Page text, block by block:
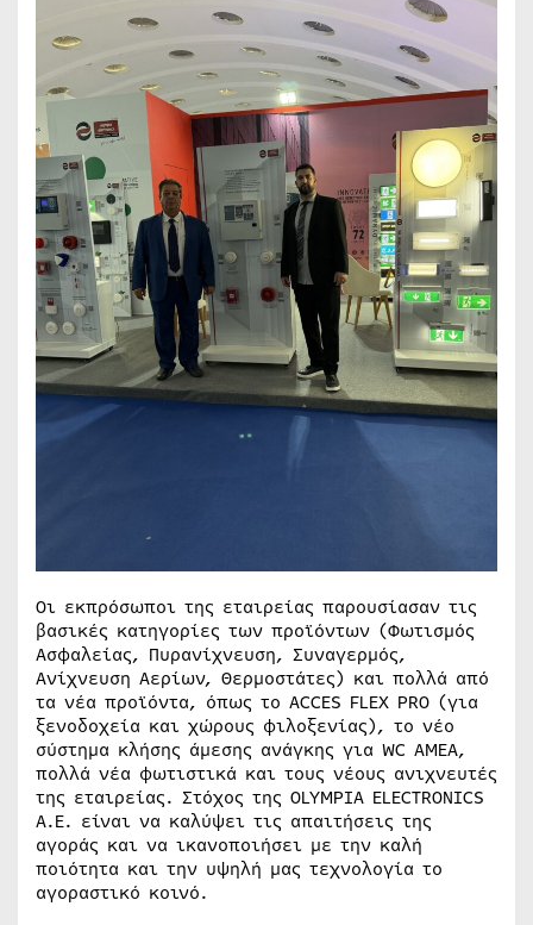
Οι εκπρόσωποι της εταιρείας παρουσίασαν τις
βασικές κατηγορίες των προϊόντων (Φωτισμός
Ασφαλείας, Πυρανίχνευση, Συναγερμός,
Ανίχνευση Αερίων, Θερμοστάτες) και πολλά από
τα νέα προϊόντα, όπως το ACCES FLEX PRO (για
ξενοδοχεία και χώρους φιλοξενίας), το νέο
σύστημα κλήσης άμεσης ανάγκης για WC ΑΜΕΑ,
πολλά νέα φωτιστικά και τους νέους ανιχνευτές
της εταιρείας. Στόχος της OLYMPIA ELECTRONICS
A.E. είναι να καλύψει τις απαιτήσεις της
αγοράς και να ικανοποιήσει με την καλή
ποιότητα και την υψηλή μας τεχνολογία το
αγοραστικό κοινό.